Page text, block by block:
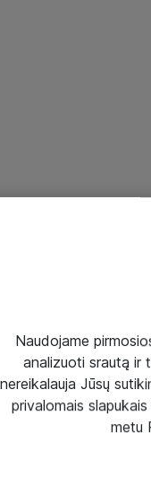
Naudojame
analizuoti srautą ir
nereikalauja Jūsų
privalomais
metu